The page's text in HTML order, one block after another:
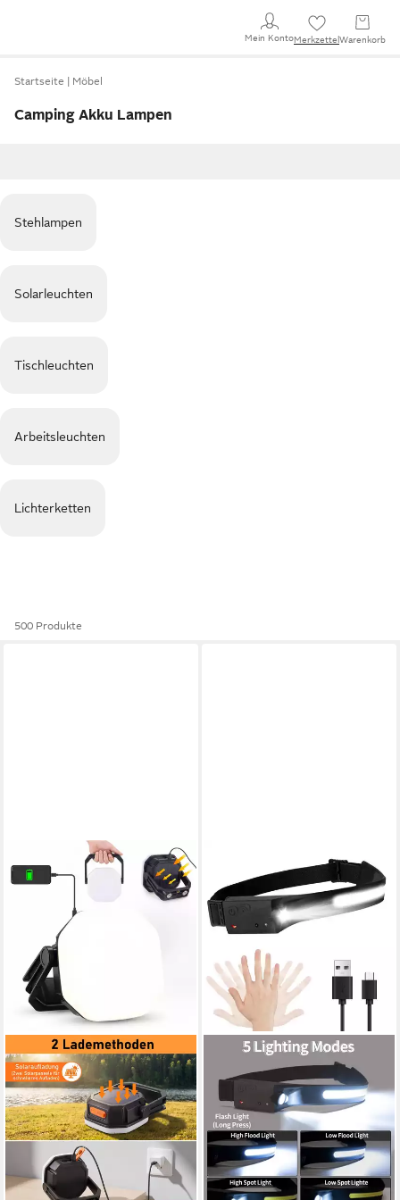
Mein KontoMerkzettel Warenkorb
Startseite Möbel
Camping Akku Lampen
Stehlampen
Solarleuchten
Tischleuchten
Arbeitsleuchten
Lichterketten
500 Produkte